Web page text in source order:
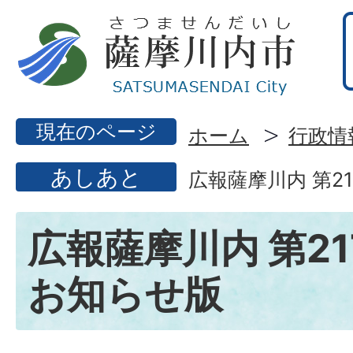
現在のページ ホーム 行政情
あしあと 広報薩摩川内 第
広報薩摩川内 第
お知らせ版